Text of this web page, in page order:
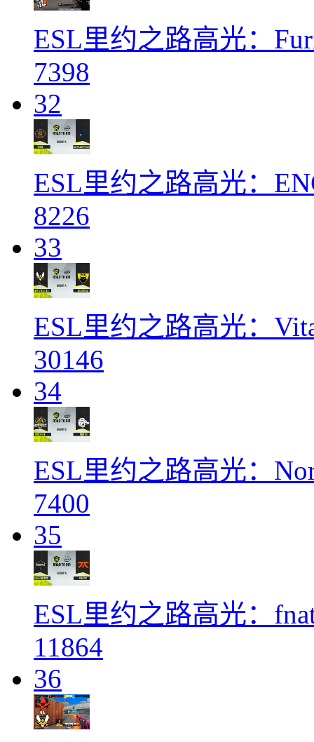
ESL里约之路高光：
7398
32
ESL里约之路高光：
8226
33
ESL里约之路高光：
30146
34
ESL里约之路高光：
7400
35
ESL里约之路高光：
11864
36